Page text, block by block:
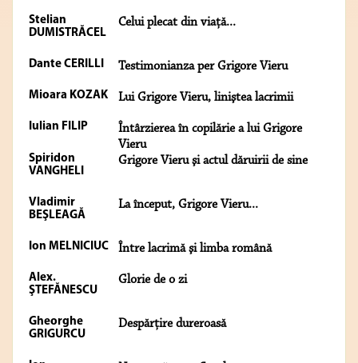
Stelian
DUMISTRĂCEL
Celui plecat din viaţă...
Dante CERILLI Testimonianza per Grigore Vieru
Mioara KOZAK Lui Grigore Vieru, liniştea lacrimii
Iulian FILIP
Întârzierea în copilărie a lui Grigore
Vieru
Spiridon
VANGHELI
Grigore Vieru şi actul dăruirii de sine
Vladimir
BEŞLEAGĂ
La început, Grigore Vieru...
Ion MELNICIUC Între lacrimă şi limba română
Alex.
ŞTEFĂNESCU
Glorie de o zi
Gheorghe
GRIGURCU
Despărţire dureroasă